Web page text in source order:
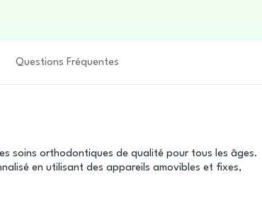
Questions Fréquentes
soins orthodontiques de qualité pour tous les âges.
en utilisant des appareils amovibles et fixes,